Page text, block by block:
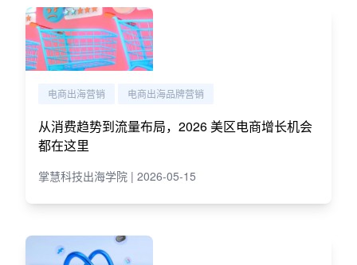
电商出海营销 电商出海品牌营销
从消费趋势到流量布局，2026 美区电商增长机会
都在这里
掌慧科技出海学院 | 2026-05-15